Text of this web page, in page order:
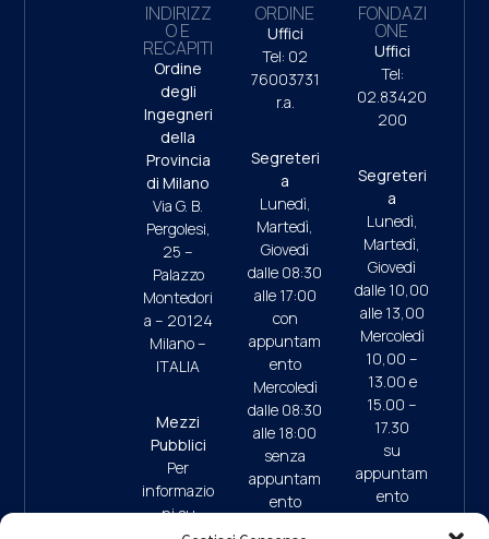
INDIRIZZ
O E
RECAPITI
Ordine
degli
Ingegneri
della
Provincia
di Milano
Via G. B.
Pergolesi,
25 –
Palazzo
Montedori
a – 20124
Milano –
ITALIA
Mezzi
Pubblici
Per
informazio
ni su
ORDINE
Uffici
Tel: 02
76003731
r.a.
Segreteri
a
Lunedì,
Martedì,
Giovedì
dalle 08:30
alle 17:00
con
appuntam
ento
Mercoledì
dalle 08:30
alle 18:00
senza
appuntam
ento
FONDAZI
ONE
Uffici
Tel:
02.83420
200
Segreteri
a
Lunedì,
Martedì,
Giovedì
dalle 10,00
alle 13,00
Mercoledì
10,00 –
13.00 e
15.00 –
17.30
su
appuntam
ento